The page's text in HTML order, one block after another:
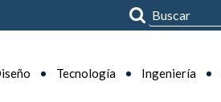
Tecnología Ingeniería